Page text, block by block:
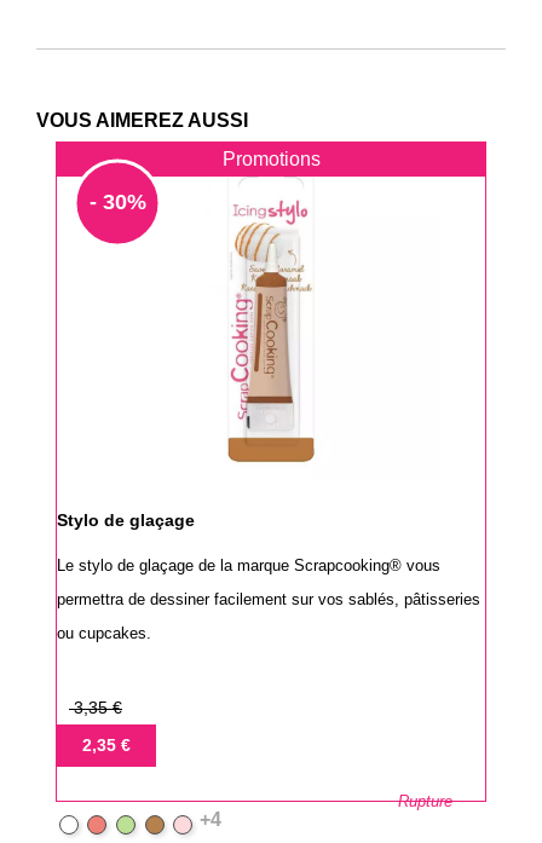
VOUS AIMEREZ AUSSI
Promotions
- 30%
Stylo de glaçage
Le stylo de glaçage de la marque Scrapcooking® vous
permettra de dessiner facilement sur vos sablés, pâtisseries
ou cupcakes.
Prix
base
3,35 €
Prix2,35 €
BlancRouge
VertMarron
Rose
+4
Rupture